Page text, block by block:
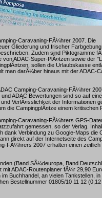
Caravaning-FÃ¼hrer 2007. Die
Gliederung und frischer
Zudem sind Piktogramme
ADAC-Super-PlÃ¤tzen sowie der
sollen die Urlaubskasse
man darÃ¼ber hinaus mit der ADAC-
Camping-Caravaning-FÃ¼hrer
ADAC Bewertungen sind so auf
VerlÃ¤sslichkeit der Informationen
die CampingplÃ¤tze einem kritischen
Caravaning-FÃ¼hrers GPS-
gemessen, so der Verlag.
Verbindung zu Google-Maps die
direkt auf der Internetseite des
FÃ¼hrers 2007 erhalten einen
(Band SÃ¼deuropa, Band
ADAC-Routenplaner fÃ¼r 29,90
Buchhandel, an vielen Tankstellen, in
Bestellnummer 01805/10 11 12 (0,12